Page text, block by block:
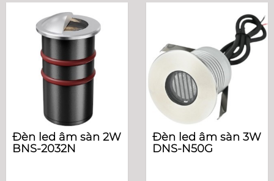
Đèn led âm sàn 2W
BNS-2032N
Đèn led âm sàn 3W
DNS-N50G